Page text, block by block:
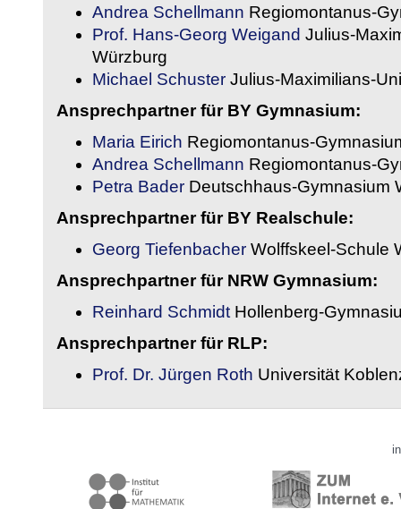
Andrea Schellmann Regiomontanus-
Prof. Hans-Georg Weigand Julius-
Würzburg
Michael Schuster Julius-Maximilians-
Ansprechpartner für BY Gymnasium:
Maria Eirich Regiomontanus-
Andrea Schellmann Regiomontanus-
Petra Bader Deutschhaus-Gymnasium
Ansprechpartner für BY Realschule:
Georg Tiefenbacher Wolffskeel-Schule
Ansprechpartner für NRW Gymnasium:
Reinhard Schmidt Hollenberg-
Ansprechpartner für RLP:
Prof. Dr. Jürgen Roth Universität